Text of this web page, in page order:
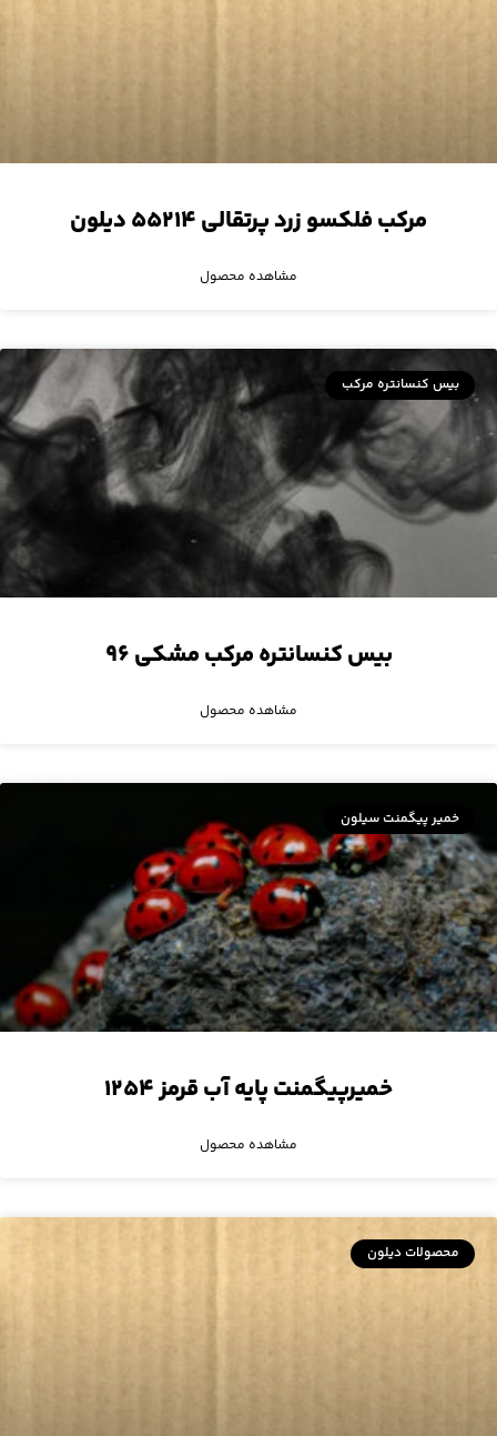
مرکب فلکسو زرد پرتقالی ۵۵۲۱۴ دیلون
مشاهده محصول
بیس کنسانتره مرکب
بیس کنسانتره مرکب مشکی ۹۶
مشاهده محصول
خمیر پیگمنت سیلون
خمیرپیگمنت پایه آب قرمز ۱۲۵۴
مشاهده محصول
محصولات دیلون